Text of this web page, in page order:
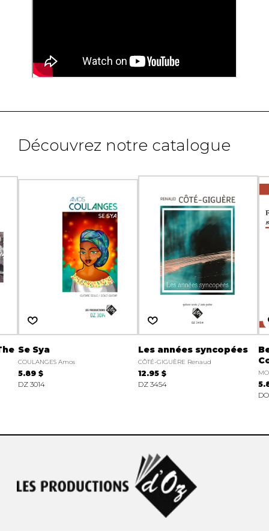
Découvrez notre catalogue
Se Sya
COULANGES Amos
5.89 $
DZ 3014
Les années syncopées
CÔTÉ-GIGUÈRE Renaud
12.95 $
DZ 3454